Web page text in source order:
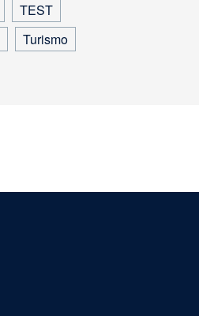
TEST
Turismo